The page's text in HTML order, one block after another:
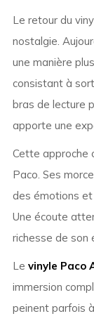
Le retour du
nostalgie.
une manière
consistant à
bras de lecture
apporte une
Cette approche
Paco. Ses
des émotions
Une écoute
richesse de son
Le vinyle Paco
immersion
peinent parfois